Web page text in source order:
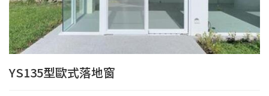
YS135型歐式落地窗